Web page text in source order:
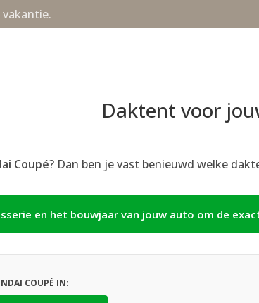
Daktent voor
Coupé? Dan ben je vast benieuwd welke
en het bouwjaar van jouw auto om de
COUPÉ IN: